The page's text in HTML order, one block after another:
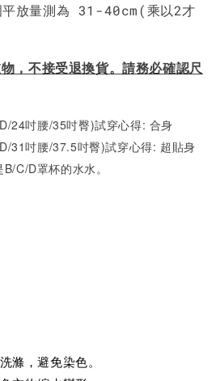
放量測為 31-40cm(乘以2才
不接受退換貨。請務必確認尺
24吋腰/35吋臀)試穿心得: 合身
31吋腰/37.5吋臀)試穿心得: 超貼身
C/D罩杯的水水。
滌，避免染色。